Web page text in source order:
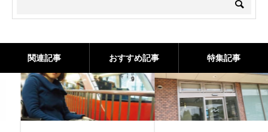
関連記事 おすすめ記事 特集記事